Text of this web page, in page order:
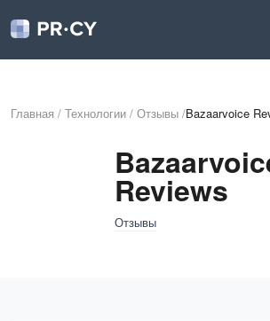
Главная / Технологии / Отзывы /Bazaarvoice
Reviews
Отзывы